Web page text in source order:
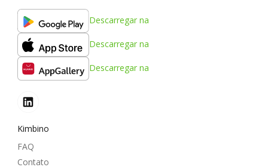
Descarregar na
Descarregar na
Descarregar na
Kimbino
FAQ
Contato